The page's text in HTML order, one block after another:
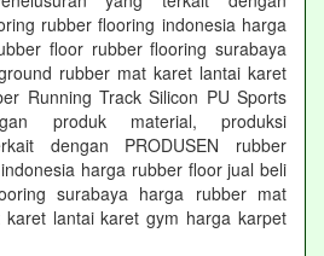
rubber flooring indonesia harga
floor rubber flooring surabaya
rubber mat karet lantai karet
Running Track Silicon PU Sports
produk material, produksi
dengan PRODUSEN rubber
harga rubber floor jual beli
surabaya harga rubber mat
lantai karet gym harga karpet